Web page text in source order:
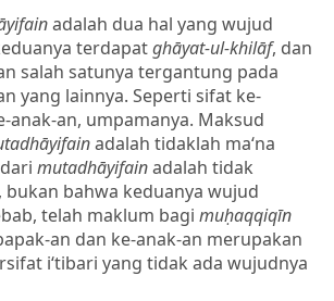
adalah dua hal yang wujud
terdapatghāyat-ul-khilāf, dan
salah satunya tergantung pada
yang lainnya. Seperti sifat ke-
anak-an, umpamanya. Maksud
adalah tidaklah ma‘na
mutadhāyifainadalah tidak
bukan bahwa keduanya wujud
telah maklum bagi muḥaqqiqīn
an dan ke-anak-an merupakan
i‘tibari yang tidak ada wujudnya